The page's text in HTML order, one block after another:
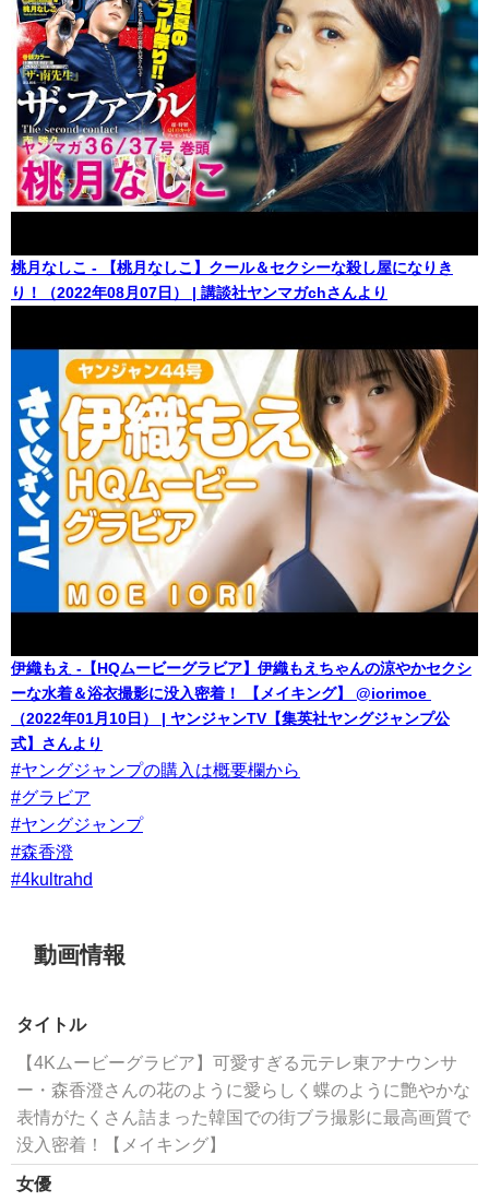
桃月なしこ - 【桃月なしこ】クール＆セクシーな殺し屋になりき
り！（2022年08月07日） | 講談社ヤンマガchさんより
伊織もえ -【HQムービーグラビア】伊織もえちゃんの涼やかセクシ
ーな水着＆浴衣撮影に没入密着！ 【メイキング】 @iorimoe ​
（2022年01月10日） | ヤンジャンTV【集英社ヤングジャンプ公
式】さんより
#ヤングジャンプの購入は概要欄から
#グラビア
#ヤングジャンプ
#森香澄
#4kultrahd
動画情報
タイトル
【4Kムービーグラビア】可愛すぎる元テレ東アナウンサ
ー・森香澄さんの花のように愛らしく蝶のように艶やかな
表情がたくさん詰まった韓国での街ブラ撮影に最高画質で
没入密着！【メイキング】
女優